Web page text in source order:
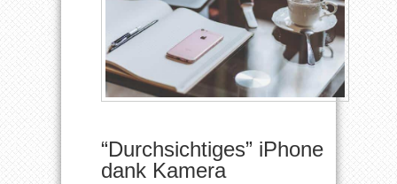
“Durchsichtiges” iPhone
dank Kamera